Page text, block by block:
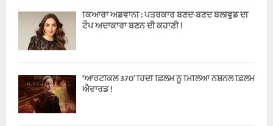
ਕਿਆਰਾ ਅਡਵਾਨੀ : ਪੱਤਰਕਾਰ ਬਣਦੇ-ਬਣਦੇ ਬੌਲੀਵੁੱਡ ਦੀ
ਟੌਪ ਅਦਾਕਾਰਾ ਬਣਨ ਦੀ ਕਹਾਣੀ !
‘ਆਰਟੀਕਲ 370’ ਹਿੰਦੀ ਫ਼ਿਲਮ ਨੂੰ ਮਿਲਿਆ ਨੈਸ਼ਨਲ ਫ਼ਿਲਮ
ਐਵਾਰਡ !